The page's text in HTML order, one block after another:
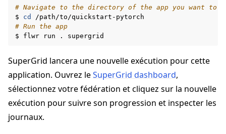
# Navigate to the directory of the app you want to
$
cd
# Run the app
$
flwr run .
SuperGrid lancera une nouvelle exécution pour cette
application. Ouvrez leSuperGrid dashboard,
sélectionnez votre fédération et cliquez sur la nouvelle
exécution pour suivre son progression et inspecter les
journaux.